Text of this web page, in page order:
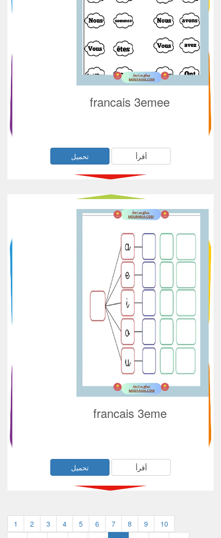
francais 3emee
أقرأ تحميل
francais 3eme
أقرأ تحميل
1 2 3 4 5 6 7 8 9
10